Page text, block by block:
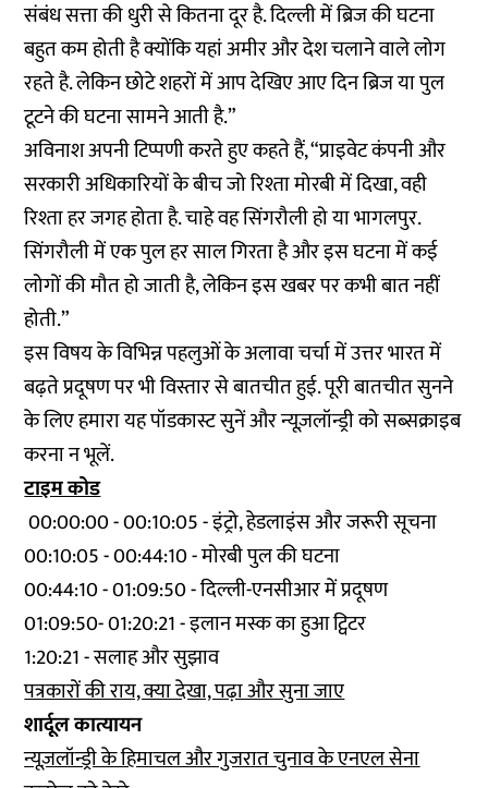
संबंध सत्ता की धुरी से कितना दूर है. दिल्ली में ब्रिज की घटना
बहुत कम होती है क्योंकि यहां अमीर और देश चलाने वाले लोग
रहते है. लेकिन छोटे शहरों में आप देखिए आए दिन ब्रिज या पुल
टूटने की घटना सामने आती है.”
अविनाश अपनी टिप्पणी करते हुए कहते हैं, “प्राइवेट कंपनी और
सरकारी अधिकारियों के बीच जो रिश्ता मोरबी में दिखा, वही
रिश्ता हर जगह होता है. चाहे वह सिंगरौली हो या भागलपुर.
सिंगरौली में एक पुल हर साल गिरता है और इस घटना में कई
लोगों की मौत हो जाती है, लेकिन इस खबर पर कभी बात नहीं
होती.”
इस विषय के विभिन्न पहलुओं के अलावा चर्चा में उत्तर भारत में
बढ़ते प्रदूषण पर भी विस्तार से बातचीत हुई. पूरी बातचीत सुनने
के लिए हमारा यह पॉडकास्ट सुनें और न्यूज़लॉन्ड्री को सब्सक्राइब
करना न भूलें.
टाइम कोड
00:00:00 - 00:10:05 - इंट्रो, हेडलाइंस और जरूरी सूचना
00:10:05 - 00:44:10 - मोरबी पुल की घटना
00:44:10 - 01:09:50 - दिल्ली-एनसीआर में प्रदूषण
01:09:50- 01:20:21 - इलान मस्क का हुआ ट्विटर
1:20:21 - सलाह और सुझाव
पत्रकारों की राय, क्या देखा, पढ़ा और सुना जाए
शार्दूल कात्यायन
न्यूज़लॉन्ड्री के हिमाचल और गुजरात चुनाव के एनएल सेना